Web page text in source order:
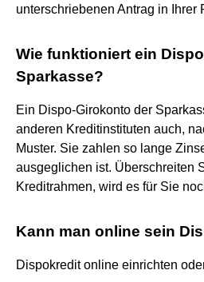
unterschriebenen Antrag in Ihrer
Wie funktioniert ein
Sparkasse?
Ein Dispo-Girokonto der
anderen Kreditinstituten auch,
Muster. Sie zahlen so lange
ausgeglichen ist. Überschreiten
Kreditrahmen, wird es für Sie
Kann man online sein
Dispokredit online einrichten